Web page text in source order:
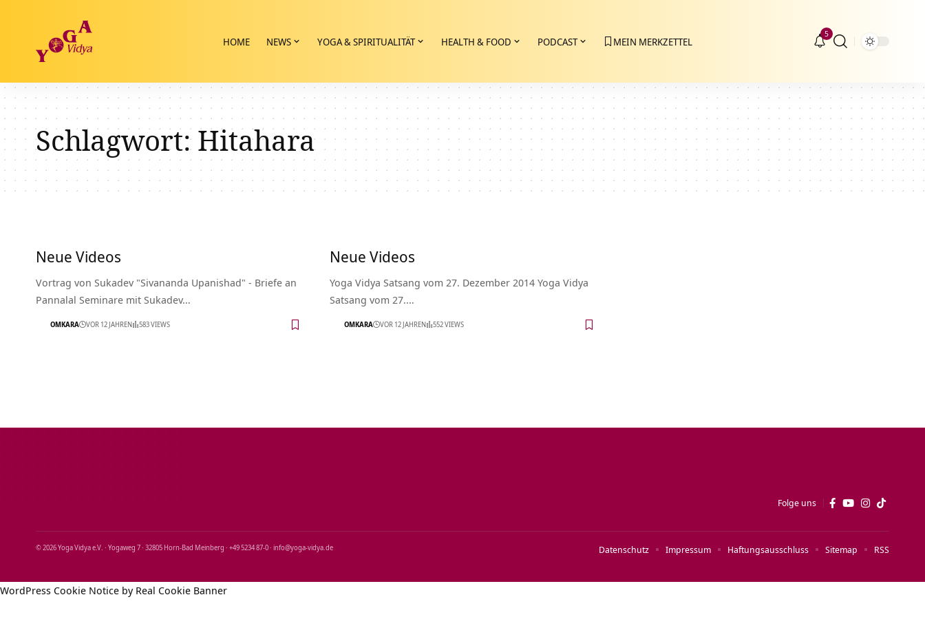
HOME NEWS YOGA & SPIRITUALITÄT HEALTH & FOOD PODCAST MEIN MERKZETTEL
5
Schlagwort:Hitahara
Neue Videos
Vortrag von Sukadev "Sivananda Upanishad" - Briefe an
Pannalal Seminare mit Sukadev…
OMKARA VOR 12 JAHREN 583 VIEWS
Neue Videos
Yoga Vidya Satsang vom 27. Dezember 2014 Yoga Vidya
Satsang vom 27.…
OMKARA VOR 12 JAHREN 552 VIEWS
Folge uns
© 2026 Yoga Vidya e.V. · Yogaweg 7 · 32805 Horn‑Bad Meinberg · +49 5234 87‑0 · info@yoga‑vidya.de Datenschutz Impressum Haftungsausschluss Sitemap RSS
WordPress Cookie Notice by Real Cookie Banner